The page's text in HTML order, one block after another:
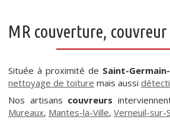
MR couverture,
Située à proximité de Saint-
nettoyage de toiture mais aussi
Nos artisans couvreurs
Mureaux, Mantes-la-Ville, Verneuil-sur-